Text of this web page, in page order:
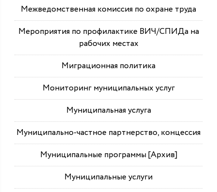
Межведомственная комиссия по охране труда
Мероприятия по профилактике ВИЧ/СПИДа на
рабочих местах
Миграционная политика
Мониторинг муниципальных услуг
Муниципальная услуга
Муниципально-частное партнерство, концессия
Муниципальные программы [Архив]
Муниципальные услуги